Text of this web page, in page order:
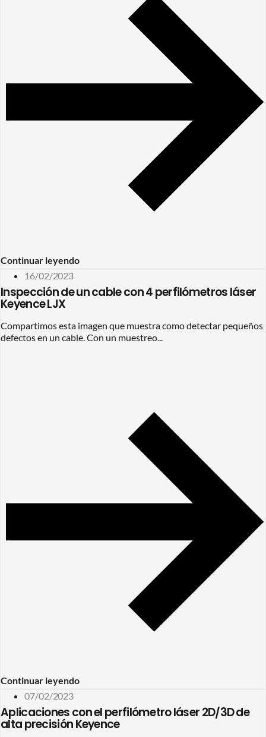
Continuar leyendo
16/02/2023
Inspección de un cable con 4 perfilómetros láser
Keyence LJX
Compartimos esta imagen que muestra como detectar pequeños
defectos en un cable. Con un muestreo...
Continuar leyendo
07/02/2023
Aplicaciones con el perfilómetro láser 2D/3D de
alta precisión Keyence